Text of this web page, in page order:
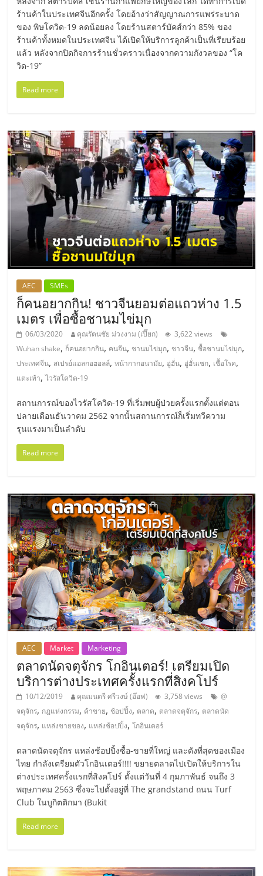
ไชส์
ขาย
แฟ
ไชส์
แฟ
รน
ไชส์
ขาย
หน้า
บ้าน
ลงทุน
น้อย
คืน
ไว,
ที่
ปรึกษา
การ
ลงทุน
และ
ขยาย
สา
ขา
แฟ
รน
ไชส์,
ร้านค้าในประเทศจีนอีกครั้ง โดยอ้างว่าสัญญาณการแพร่ระบาด
ของ พิษโควิด-19 ลดน้อยลง โดยร้านสตาร์บัคส์กว่า 85% ของ
ร้านค้าทั้งหมดในประเทศจีน ได้เปิดให้บริการลูกค้าเป็นที่เรียบร้อย
แล้ว หลังจากปิดกิจการร้านชั่วคราวเนื่องจากความกังวลของ “โค
วิด-19”
Read more
AEC SMEs
ก็คนอยากกิน! ชาวจีนยอมต่อแถวห่าง 1.5
เมตร เพื่อซื้อชานมไข่มุก
06/03/2020 คุณรัตนชัย ม่วงงาม (เปี๊ยก)
3,622 views
Wuhan shake, ก็คนอยากกิน, คนจีน, ชานมไข่มุก, ชาวจีน,ซื้อชานมไข่มุก,
ประเทศจีน, สเปรย์แอลกอฮอลล์,หน้ากากอนามัย, อู่ฮั่น, อู่ฮั่นเชก, เชื้อโรค,
แตะเท้า,ไวรัสโควิด-19
สถานการณ์ของไวรัสโควิด-19 ที่เริ่มพบผู้ป่วยครั้งแรกตั้งแต่ตอน
ปลายเดือนธันวาคม 2562 จากนั้นสถานการณ์ก็เริ่มทวีความ
รุนแรงมาเป็นลำดับ
Read more
AEC Market Marketing
ตลาดนัดจตุจักร โกอินเตอร์! เตรียมเปิด
บริการต่างประเทศครั้งแรกที่สิงคโปร์
10/12/2019 คุณมนตรี ศรีวงษ์ (อ๊อฟ) 3,758 views
@
จตุจักร, กฎแห่งกรรม, ค้าขาย, ช้อปปิ้ง, ตลาด, ตลาดจตุจักร, ตลาดนัด
จตุจักร, แหล่งขายของ, แหล่งช้อปปิ้ง,โกอินเตอร์
ตลาดนัดจตุจักร แหล่งช้อปปิ้งซื้อ-ขายที่ใหญ่ และดังที่สุดของเมือง
ไทย กำลังเตรียมตัวโกอินเตอร์!!!! ขยายตลาดไปเปิดให้บริการใน
ต่างประเทศครั้งแรกที่สิงคโปร์ ตั้งแต่วันที่ 4 กุมภาพันธ์ จนถึง 3
พฤษภาคม 2563 ซึ่งจะไปตั้งอยู่ที่ The grandstand ถนน Turf
Club ในบูกิตติกมา (Bukit
Read more